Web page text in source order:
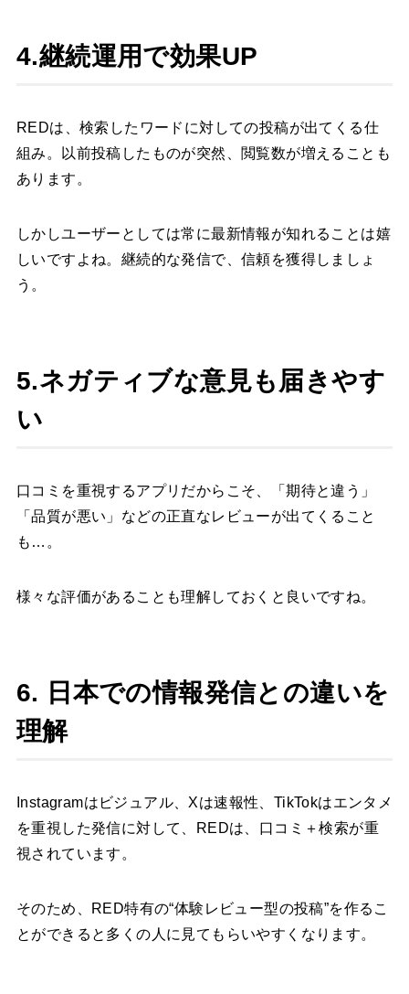
4.継続運用で効果UP
REDは、検索したワードに対しての投稿が出てくる仕
組み。以前投稿したものが突然、閲覧数が増えることも
あります。
しかしユーザーとしては常に最新情報が知れることは嬉
しいですよね。継続的な発信で、信頼を獲得しましょ
う。
5.ネガティブな意見も届きやす
い
口コミを重視するアプリだからこそ、「期待と違う」
「品質が悪い」などの正直なレビューが出てくること
も…。
様々な評価があることも理解しておくと良いですね。
6. 日本での情報発信との違いを
理解
Instagramはビジュアル、Xは速報性、TikTokはエンタメ
を重視した発信に対して、REDは、口コミ＋検索が重
視されています。
そのため、RED特有の“体験レビュー型の投稿”を作るこ
とができると多くの人に見てもらいやすくなります。